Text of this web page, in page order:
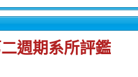
、碩士在職專班
週期系所評鑑